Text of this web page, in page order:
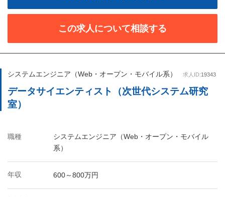
この求人について相談する
システムエンジニア（Web・オープン・モバイル系） 求人ID:19343
データサイエンティスト（次世代システム研究
室）
職種
システムエンジニア（Web・オープン・モバイル
系）
年収 600～800万円